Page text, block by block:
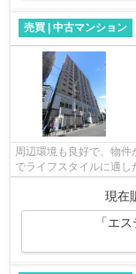
売買 | 中古マンション
周辺環境も良好で、物
でライフスタイルに適
現在
「エ